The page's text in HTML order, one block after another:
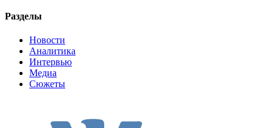
Разделы
Новости
Аналитика
Интервью
Медиа
Сюжеты